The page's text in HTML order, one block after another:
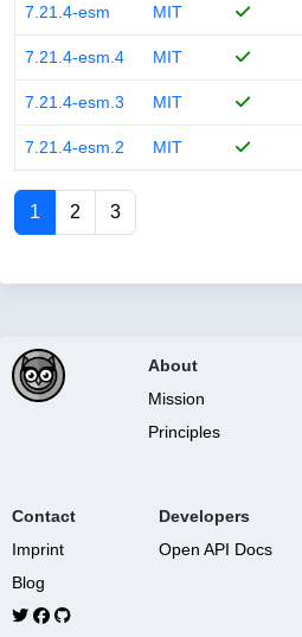
7.21.4-esm MIT
7.21.4-esm.4 MIT
7.21.4-esm.3 MIT
7.21.4-esm.2 MIT
1 2 3
About
Mission
Principles
Contact
Imprint
Blog
Developers
Open API Docs